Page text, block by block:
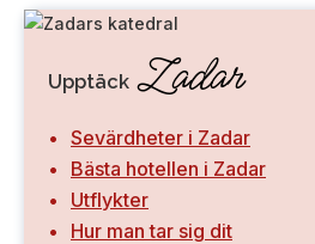
Upptäck Zadar
Sevärdheter i Zadar
Bästa hotellen i Zadar
Utflykter
Hur man tar sig dit